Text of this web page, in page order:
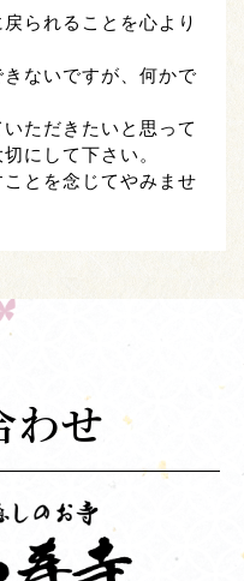
られることを心より
ないですが、何かで
ただきたいと思って
にして下さい。
とを念じてやみませ
わせ